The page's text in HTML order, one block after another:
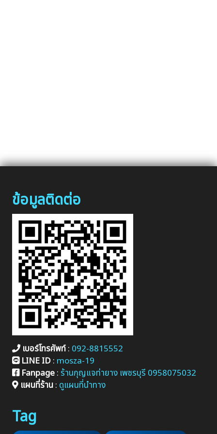
ข้อมูลติดต่อ
เบอร์โทรศัพท์: 092-8815552
LINE ID: mosza-19
Fanpage: ร้านกุญแจท่ายาง เพชรบุรี 0958075032
แผนที่ร้าน: ดูแผนที่นำทาง
Tag